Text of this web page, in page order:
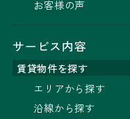
お客様の声
サービス内容
賃貸物件を探す
エリアから探す
沿線から探す